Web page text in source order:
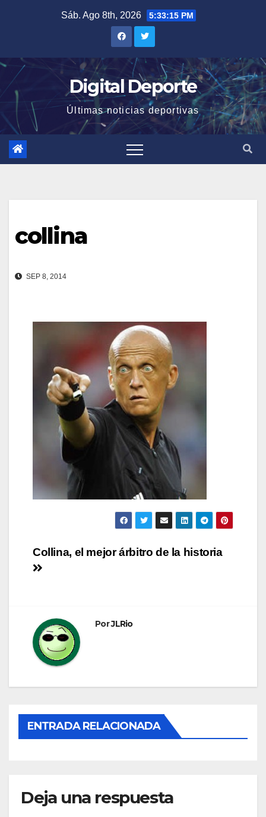
Sáb. Ago 8th, 2026 5:33:15 PM
Digital Deporte
Últimas noticias deportivas
collina
SEP 8, 2014
Navegación
Collina, el mejor árbitro de la historia
PorJLRio
ENTRADA RELACIONADA
Deja una respuesta